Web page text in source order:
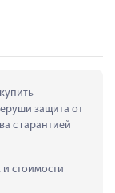
защита от
с гарантией
и стоимости